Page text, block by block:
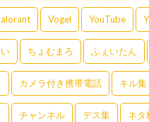
Vogel YouTube
ちょむまろ ふぇいたん
カメラ付き携帯電話 キル集
チャンネル デス集 ネタ